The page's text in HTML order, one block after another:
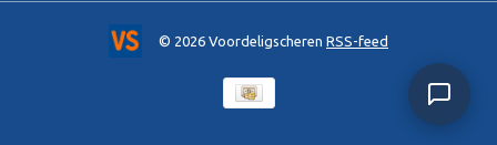
© 2026 Voordeligscheren RSS-feed